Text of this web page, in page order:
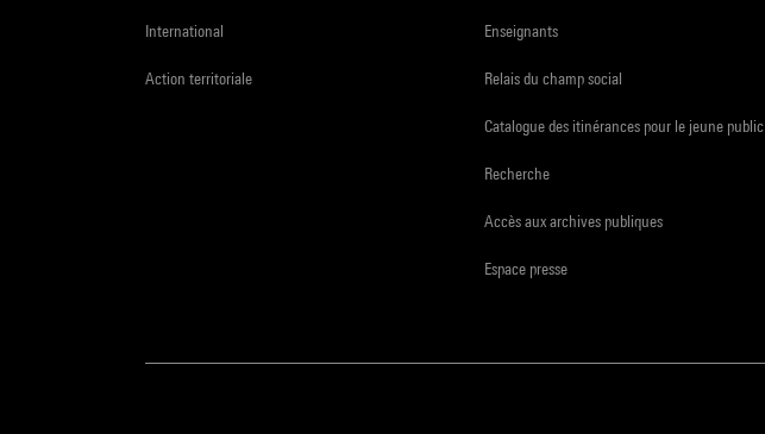
International
Action territoriale
Enseignants
Relais du champ social
Catalogue des itinérances pour le jeune public
Recherche
Accès aux archives publiques
Espace presse